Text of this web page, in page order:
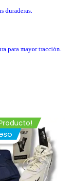
duraderas.
para mayor tracción.
El
precio
original
era:
$ 39.999.
precio
actual
es:
$ 37.999.